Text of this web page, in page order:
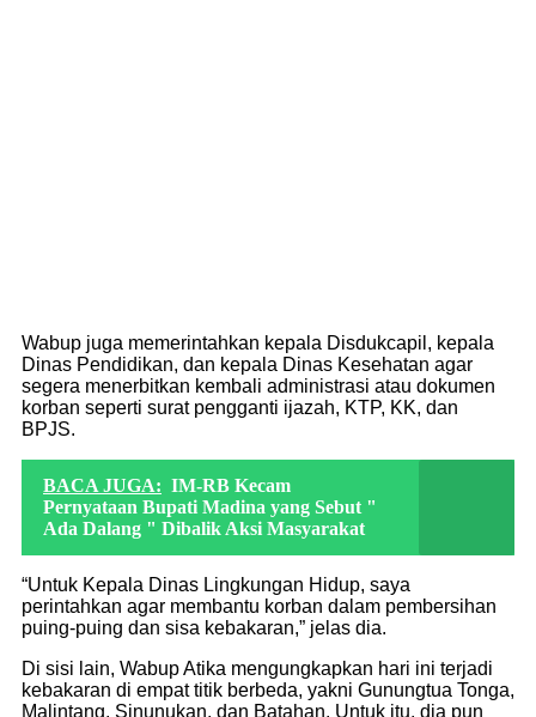
Wabup juga memerintahkan kepala Disdukcapil, kepala
Dinas Pendidikan, dan kepala Dinas Kesehatan agar
segera menerbitkan kembali administrasi atau dokumen
korban seperti surat pengganti ijazah, KTP, KK, dan
BPJS.
BACA JUGA: IM-RB Kecam
Pernyataan Bupati Madina yang Sebut "
Ada Dalang " Dibalik Aksi Masyarakat
“Untuk Kepala Dinas Lingkungan Hidup, saya
perintahkan agar membantu korban dalam pembersihan
puing-puing dan sisa kebakaran,” jelas dia.
Di sisi lain, Wabup Atika mengungkapkan hari ini terjadi
kebakaran di empat titik berbeda, yakni Gunungtua Tonga,
Malintang, Sinunukan, dan Batahan. Untuk itu, dia pun